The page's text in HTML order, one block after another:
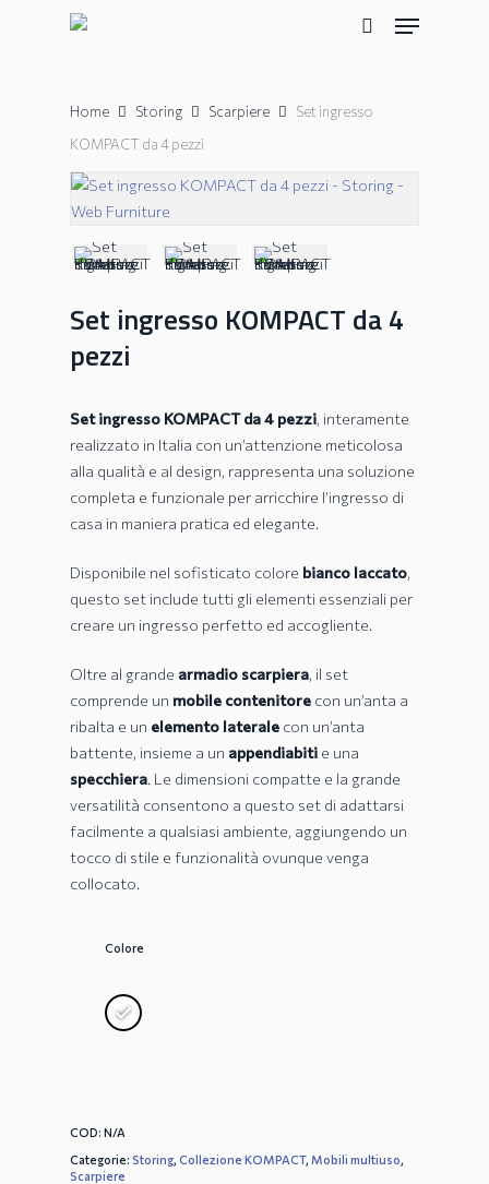
Menu
Home Storing Scarpiere
Set ingresso
KOMPACT da 4 pezzi
Set ingresso KOMPACT da 4
pezzi
Set ingresso KOMPACT da 4 pezzi, interamente
realizzato in Italia con un’attenzione meticolosa
alla qualità e al design, rappresenta una soluzione
completa e funzionale per arricchire l’ingresso di
casa in maniera pratica ed elegante.
Disponibile nel sofisticato colore bianco laccato,
questo set include tutti gli elementi essenziali per
creare un ingresso perfetto ed accogliente.
Oltre al grande armadio scarpiera, il set
comprende un mobile contenitore con un’anta a
ribalta e un elemento laterale con un’anta
battente, insieme a un appendiabiti e una
specchiera. Le dimensioni compatte e la grande
versatilità consentono a questo set di adattarsi
facilmente a qualsiasi ambiente, aggiungendo un
tocco di stile e funzionalità ovunque venga
collocato.
Colore
COD: N/A
Categorie: Storing, Collezione KOMPACT, Mobili multiuso,
Scarpiere